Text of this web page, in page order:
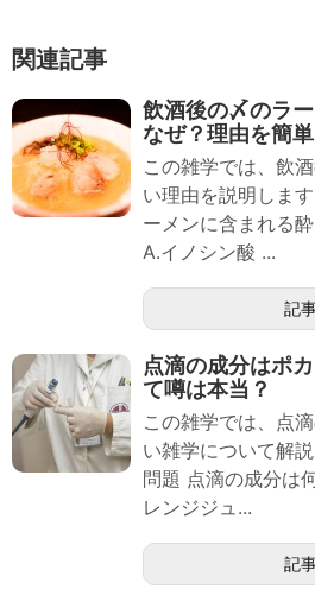
関連記事
飲酒後の〆のラ
なぜ？理由を簡単
この雑学では、飲
い理由を説明しま
ーメンに含まれる
A.イノシン酸 ...
記
点滴の成分はポ
て噂は本当？
この雑学では、点
い雑学について解
問題 点滴の成分は
レンジジュ...
記